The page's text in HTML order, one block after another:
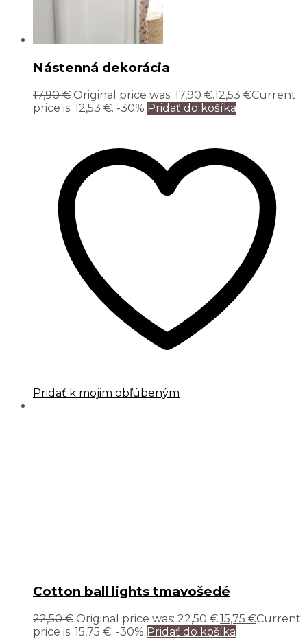
Nástenná dekorácia
17,90€ Original price was: 17,90 €.12,53 €Current
price is: 12,53 €. -30% Pridať do košíka
Pridať k mojim obľúbeným
Cotton ball lights tmavošedé
22,50€ Original price was: 22,50 €.15,75 €Current
price is: 15,75 €. -30% Pridať do košíka